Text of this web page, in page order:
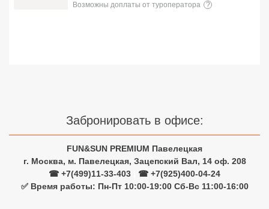
Возможны доплаты от туроператора ?
Забронировать в офисе:
FUN&SUN PREMIUM Павелецкая
г. Москва, м. Павелецкая, Зацепский Вал, 14 оф. 208
☎ +7(499)11-33-403
☎ +7(925)400-04-24
✅ Время работы: Пн-Пт 10:00-19:00 Сб-Вс 11:00-16:00
Сетевые отели ОАЭ
Сетевые отели Таиланда